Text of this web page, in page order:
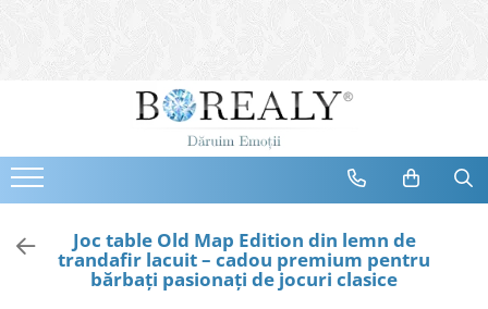
Bijuterii
Cercei
Bratari
Coliere
Seturi
Joc table Old Map Edition din lemn de
trandafir lacuit – cadou premium pentru
bărbați pasionați de jocuri clasice